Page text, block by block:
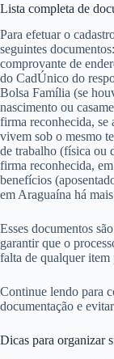
Lista completa de
Para efetuar o
seguintes
comprovante de
do CadÚnico do
Bolsa Família (se
nascimento ou
firma reconhecida, se
vivem sob o mesmo
de trabalho (física ou
firma reconhecida,
benefícios
em Araguaína há
Esses documentos
garantir que o
falta de qualquer
Continue lendo para
documentação e
Dicas para organizar